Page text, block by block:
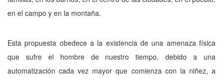
en el campo y en la montaña.
Esta propuesta obedece a la existencia de una amenaza física
que sufre el hombre de nuestro tiempo, debido a una
automatización cada vez mayor que comienza con la niñez, a